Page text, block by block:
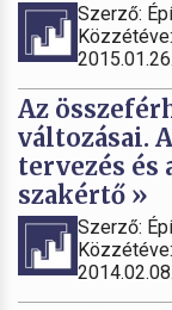
Szerző:
Az
változásai.
tervezés és
szakértő »
Szerző: